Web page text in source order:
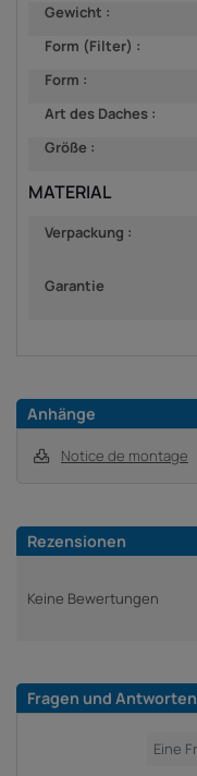
Gewicht :
Form (Filter) :
Form :
Art des Daches :
Größe :
MATERIAL
Verpackung :
Garantie
Anhänge
Notice de montage
Rezensionen
Keine Bewertungen
Fragen und Antworten